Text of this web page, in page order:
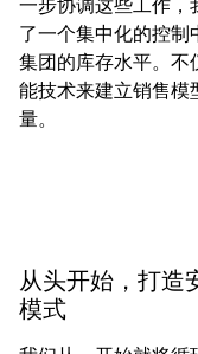
一步协调这些工作
了一个集中化的控制
集团的库存水平。不
能技术来建立销售模
量。
从头开始，打造
模式